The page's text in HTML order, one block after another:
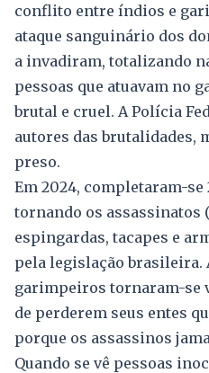
conflito entre índios e
ataque sanguinário dos
a invadiram, totalizando
pessoas que atuavam no
brutal e cruel. A Polícia
autores das brutalidades,
preso.
Em 2024, completaram-
tornando os assassinatos
espingardas, tacapes e
pela legislação brasileira.
garimpeiros tornaram-se
de perderem seus entes
porque os assassinos
Quando se vê pessoas